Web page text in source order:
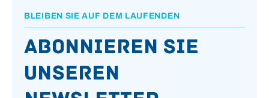
BLEIBEN SIE AUF DEM LAUFENDEN
Abonnieren Sie
unseren